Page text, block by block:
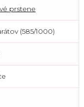
prstene
(585/1000)